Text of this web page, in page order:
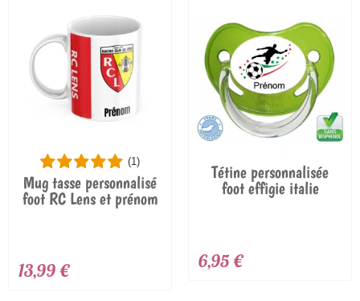
(1)
Mug tasse personnalisé
foot RC Lens et prénom
13,99 €
Tétine personnalisée
foot effigie italie
6,95 €